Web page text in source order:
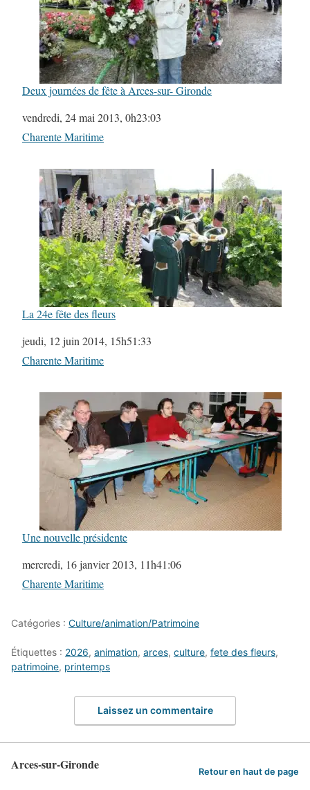
Deux journées de fête à Arces-sur- Gironde
Date
vendredi, 24 mai 2013, 0h23:03
Par rapport à
Charente Maritime
La 24e fête des fleurs
Date
jeudi, 12 juin 2014, 15h51:33
Par rapport à
Charente Maritime
Une nouvelle présidente
Date
mercredi, 16 janvier 2013, 11h41:06
Par rapport à
Charente Maritime
Catégories : Culture/animation/Patrimoine
Étiquettes : 2026, animation, arces, culture, fete des fleurs,
patrimoine, printemps
Laissez un commentaire
Arces-sur-Gironde Retour en haut de page